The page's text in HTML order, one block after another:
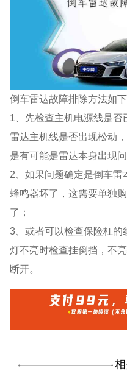
倒车雷达故障排除方法如下
1、先检查主机电源线是
雷达主机线是否出现松动
是有可能是雷达本身出现问
2、如果问题确定是倒车
蜂鸣器坏了，这需要单独
了；
3、或者可以检查保险杠
灯不亮时检查挂倒挡，不
断开。